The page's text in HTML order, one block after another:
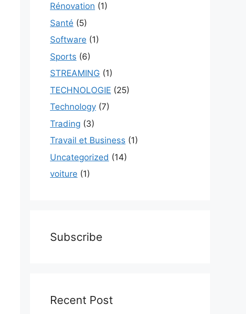
Rénovation (1)
Santé (5)
Software (1)
Sports (6)
STREAMING (1)
TECHNOLOGIE (25)
Technology (7)
Trading (3)
Travail et Business (1)
Uncategorized (14)
voiture (1)
Subscribe
Recent Post